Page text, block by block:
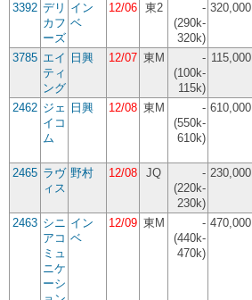
3392 デリ
カフ
ーズ
イン
ベ
12/06 東2
-
(290k-
320k)
320,000
3785 エイ
ティ
ング
日興 12/07 東M
-
(100k-
115k)
115,000
2462 ジェ
イコ
ム
日興 12/08 東M
-
(550k-
610k)
610,000
2465 ラヴ
ィス
野村 12/08 JQ
-
(220k-
230k)
230,000
2463 シニ
アコ
ミュ
ニケ
ーシ
イン
ベ
12/09 東M
-
(440k-
470k)
470,000